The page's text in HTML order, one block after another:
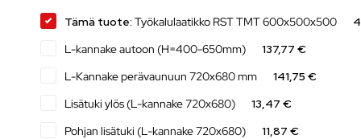
Tämä tuote: Työkalulaatikko RST TMT 600x500x500
L-kannake autoon (H=400-650mm)
137,77 €
L-Kannake perävaunuun 720x680 mm
141,75 €
Lisätuki ylös (L-kannake 720x680)
13,47 €
Pohjan lisätuki (L-kannake 720x680)
11,87 €